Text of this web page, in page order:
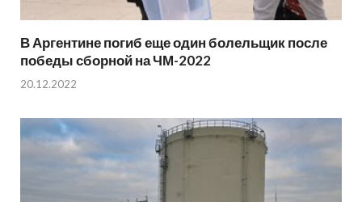
В Аргентине погиб еще один болельщик после
победы сборной на ЧМ-2022
20.12.2022